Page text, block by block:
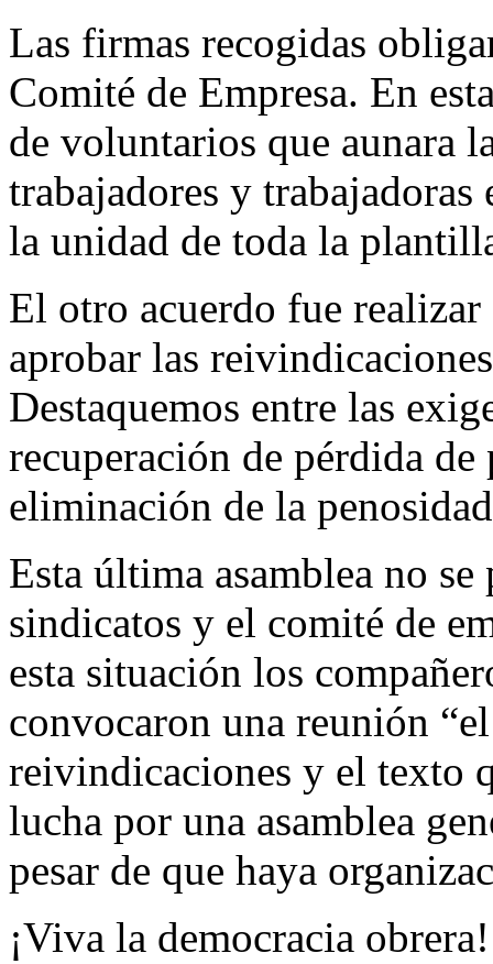
Las firmas recogidas
Comité de Empresa. En
de voluntarios que aunara
trabajadores y
la unidad de toda la
El otro acuerdo fue
aprobar las
Destaquemos entre las
recuperación de pérdida
eliminación de la
Esta última asamblea no
sindicatos y el comité de
esta situación los
convocaron una reunión
reivindicaciones y el texto
lucha por una asamblea
pesar de que haya
¡Viva la democracia